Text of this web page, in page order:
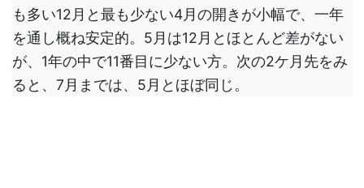
も多い12月と最も少ない4月の開きが小幅で、一年
を通し概ね安定的。5月は12月とほとんど差がない
が、1年の中で11番目に少ない方。次の2ケ月先をみ
ると、7月までは、5月とほぼ同じ。